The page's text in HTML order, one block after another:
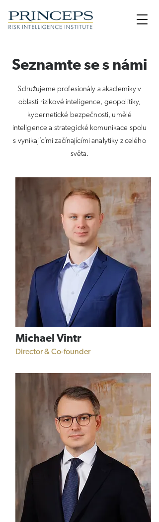
Seznamte se s námi
Sdružujeme profesionály a akademiky v
oblasti rizikové inteligence, geopolitiky,
kybernetické bezpečnosti, umělé
inteligence a strategické komunikace spolu
s vynikajícími začínajícími analytiky z celého
světa.
Michael Vintr
Director & Co-founder